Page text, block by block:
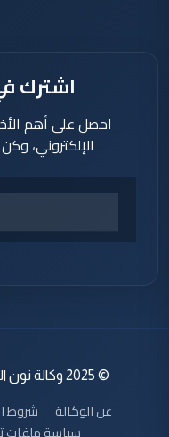
اشترك
احصل على أهم
الإلكتروني،
© 2025 وكالة نون الخبرية. جميع الحقوق محفوظة.
عن الوكالة شروط
سياسة ملفات